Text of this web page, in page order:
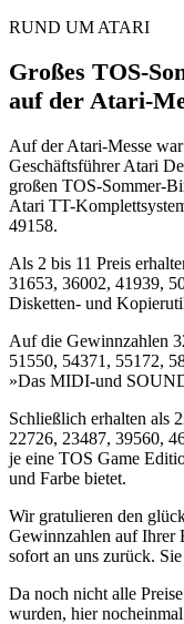
RUND UM ATARI
Großes TOS-
auf der Atari-
Auf der Atari-Messe
Geschäftsführer Atari
großen TOS-Sommer-
Atari TT-
49158.
Als 2 bis 11 Preis
31653, 36002, 41939,
Disketten- und
Auf die Gewinnzahlen
51550, 54371, 55172,
»Das MIDI-und
Schließlich erhalten als
22726, 23487, 39560,
je eine TOS Game
und Farbe bietet.
Wir gratulieren den
Gewinnzahlen auf Ihrer
sofort an uns zurück.
Da noch nicht alle
wurden, hier